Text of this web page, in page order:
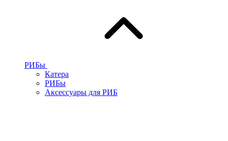
РИБы
Катера
РИБы
Аксессуары для РИБ